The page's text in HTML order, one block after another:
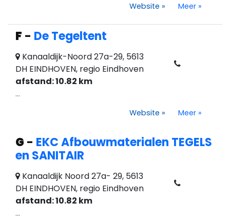
Website » Meer »
F - De Tegeltent
Kanaaldijk-Noord 27a-29, 5613
DH EINDHOVEN, regio Eindhoven
afstand: 10.82 km
...
Website » Meer »
G - EKC Afbouwmaterialen TEGELS
en SANITAIR
Kanaaldijk Noord 27a- 29, 5613
DH EINDHOVEN, regio Eindhoven
afstand: 10.82 km
...